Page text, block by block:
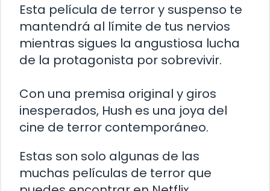
Esta película de terror y suspenso te
mantendrá al límite de tus nervios
mientras sigues la angustiosa lucha
de la protagonista por sobrevivir.
Con una premisa original y giros
inesperados, Hush es una joya del
cine de terror contemporáneo.
Estas son solo algunas de las
muchas películas de terror que